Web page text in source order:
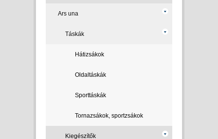
Ars una
Táskák
Hátizsákok
Oldaltáskák
Sporttáskák
Tornazsákok, sportzsákok
Kiegészítők